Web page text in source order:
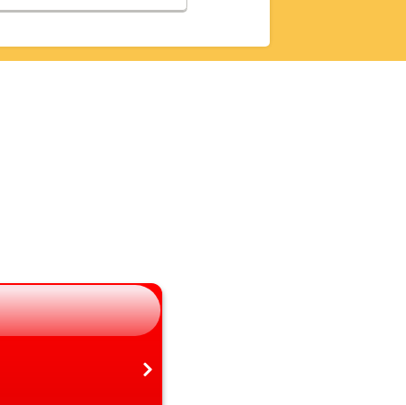
静岡県
愛知県
鹿児島県
沖縄県